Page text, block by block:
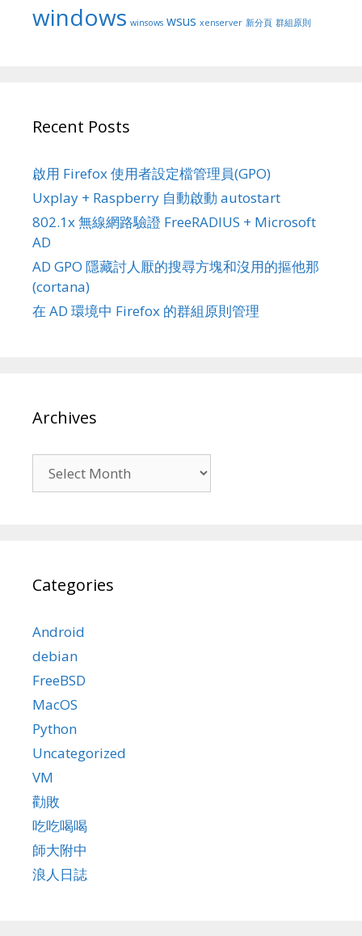
windows winsows wsus xenserver 新分頁 群組原則
Recent Posts
啟用 Firefox 使用者設定檔管理員(GPO)
Uxplay + Raspberry 自動啟動 autostart
802.1x 無線網路驗證 FreeRADIUS + Microsoft
AD
AD GPO 隱藏討人厭的搜尋方塊和沒用的摳他那
(cortana)
在 AD 環境中 Firefox 的群組原則管理
Archives
Categories
Android
debian
FreeBSD
MacOS
Python
Uncategorized
VM
勸敗
吃吃喝喝
師大附中
浪人日誌